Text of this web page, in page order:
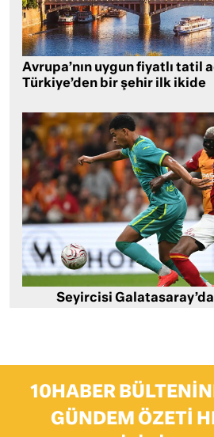
Avrupa’nın uygun fiyatlı tatil
Türkiye’den bir şehir ilk ikide
Seyircisi
10HABER
GÜNDEM ÖZETI